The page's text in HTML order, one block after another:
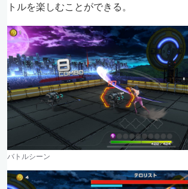
トルを楽しむことができる。
バトルシーン